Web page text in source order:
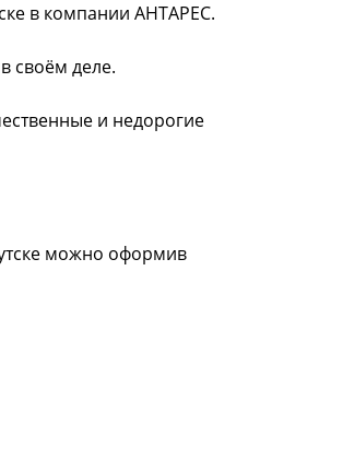
в компании АНТАРЕС.
своём деле.
и недорогие
можно оформив